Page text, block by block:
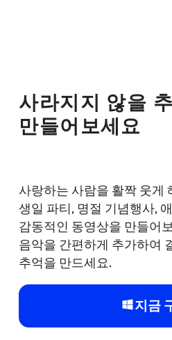
사라지지 않을
만들어보세요
사랑하는 사람을 활짝 웃게
생일 파티, 명절 기념행사,
감동적인 동영상을 만들어
음악을 간편하게 추가하여
추억을 만드세요.
지금